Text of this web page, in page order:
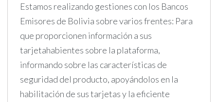
Estamos realizando gestiones con los Bancos
Emisores de Bolivia sobre varios frentes: Para
que proporcionen información a sus
tarjetahabientes sobre la plataforma,
informando sobre las características de
seguridad del producto, apoyándolos en la
habilitación de sus tarjetas y la eficiente